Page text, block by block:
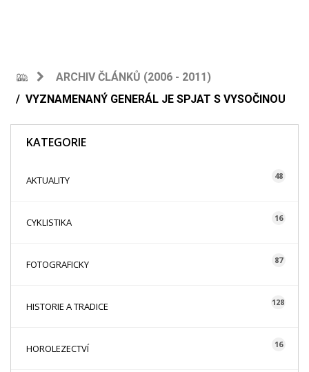
ARCHIV ČLÁNKŮ (2006 - 2011)
VYZNAMENANÝ GENERÁL JE SPJAT S VYSOČINOU
KATEGORIE
AKTUALITY 48
CYKLISTIKA 16
FOTOGRAFICKY 87
HISTORIE A TRADICE 128
HOROLEZECTVÍ 16